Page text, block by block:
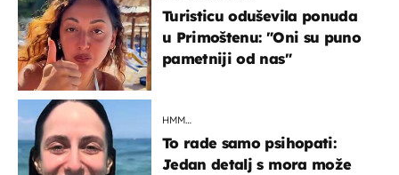
Turisticu oduševila ponuda
u Primoštenu: "Oni su puno
pametniji od nas"
HMM…
To rade samo psihopati:
Jedan detalj s mora može